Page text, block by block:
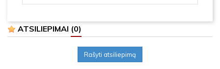
ATSILIEPIMAI (0)
Rašyti atsiliepimą